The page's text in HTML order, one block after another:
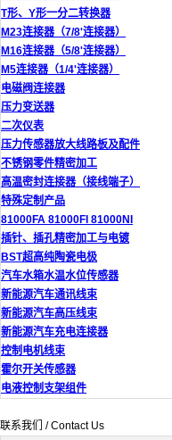
T形、Y形一分二转换器
M23连接器（7/8'连接器）
M16连接器（5/8'连接器）
M5连接器（1/4'连接器）
电磁阀连接器
压力变送器
二次仪表
压力传感器放大线路板及配件
不锈钢零件精密加工
高温密封连接器（接线端子）
特殊定制产品
81000FA 81000FI 81000NI
插针、插孔精密加工与电镀
BST超高纯陶瓷电极
汽车水箱水温水位传感器
新能源汽车通讯线束
新能源汽车高压线束
新能源汽车充电连接器
控制电机线束
霍尔开关传感器
电液控制支架组件
联系我们 / Contact Us